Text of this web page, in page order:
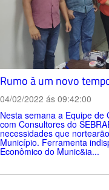
Rumo à um novo
04/02/2022 ás 09:42:00
Nesta semana a Equipe
com Consultores do
necessidades que
Município. Ferramenta
Econômico do Munic&ia...